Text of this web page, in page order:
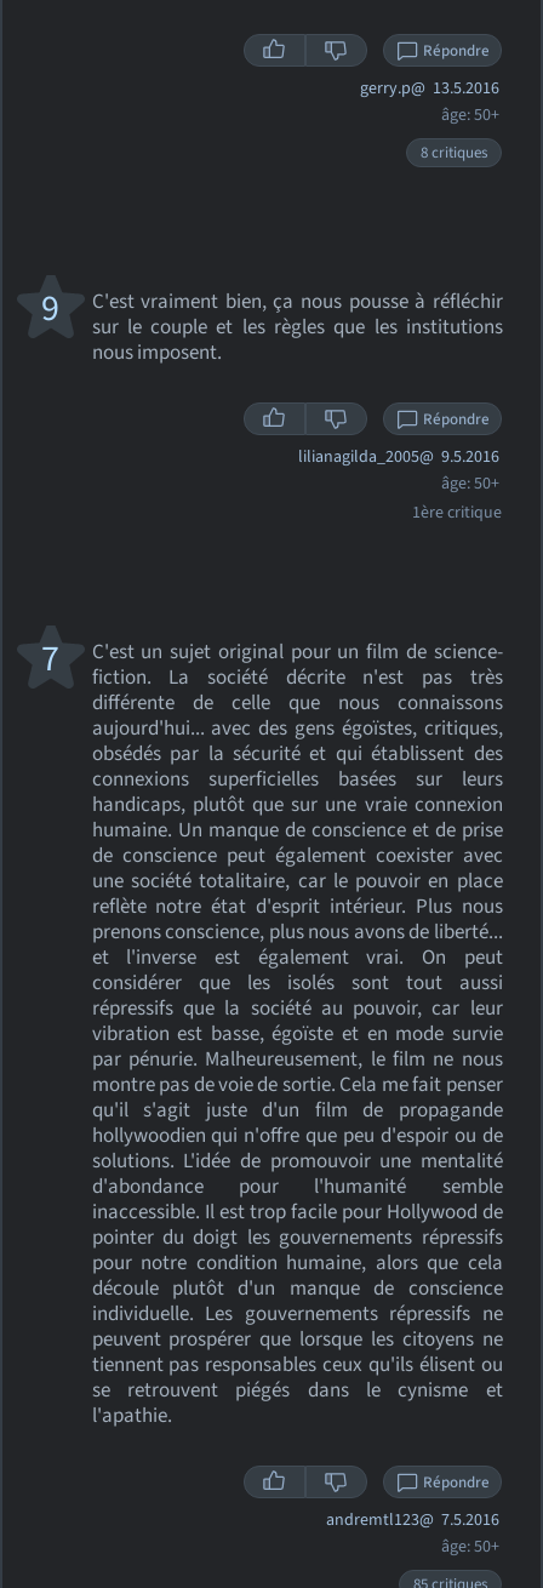
Répondre
gerry.p@ 13.5.2016
âge: 50+
8 critiques
C'est vraiment bien, ça nous pousse à réfléchir
sur le couple et les règles que les institutions
nous imposent.
9
Répondre
lilianagilda_2005@ 9.5.2016
âge: 50+
1ère critique
C'est un sujet original pour un film de science-
fiction. La société décrite n'est pas très
différente de celle que nous connaissons
aujourd'hui... avec des gens égoïstes, critiques,
obsédés par la sécurité et qui établissent des
connexions superficielles basées sur leurs
handicaps, plutôt que sur une vraie connexion
humaine. Un manque de conscience et de prise
de conscience peut également coexister avec
une société totalitaire, car le pouvoir en place
reflète notre état d'esprit intérieur. Plus nous
prenons conscience, plus nous avons de liberté...
et l'inverse est également vrai. On peut
considérer que les isolés sont tout aussi
répressifs que la société au pouvoir, car leur
vibration est basse, égoïste et en mode survie
par pénurie. Malheureusement, le film ne nous
montre pas de voie de sortie. Cela me fait penser
qu'il s'agit juste d'un film de propagande
hollywoodien qui n'offre que peu d'espoir ou de
solutions. L'idée de promouvoir une mentalité
d'abondance pour l'humanité semble
inaccessible. Il est trop facile pour Hollywood de
pointer du doigt les gouvernements répressifs
pour notre condition humaine, alors que cela
découle plutôt d'un manque de conscience
individuelle. Les gouvernements répressifs ne
peuvent prospérer que lorsque les citoyens ne
tiennent pas responsables ceux qu'ils élisent ou
se retrouvent piégés dans le cynisme et
l'apathie.
7
Répondre
andremtl123@ 7.5.2016
âge: 50+